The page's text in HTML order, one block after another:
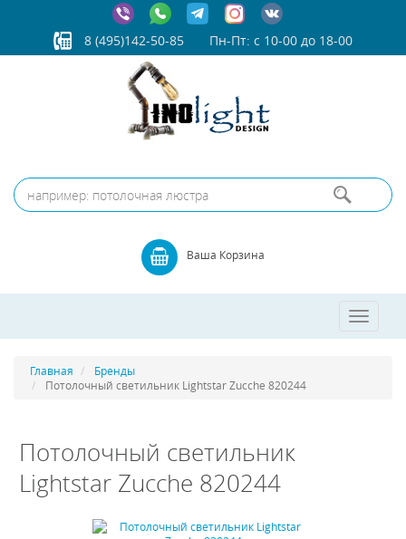
8 (495)142-50-85 Пн-Пт: с 10-00 до 18-00
Ваша Корзина
Toggle
Главная
Бренды
Потолочный светильник Lightstar Zucche 820244
Потолочный светильник
Lightstar Zucche 820244